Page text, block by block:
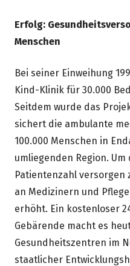
Erfolg:
Menschen
Bei seiner Einweihung
Kind-Klinik für 30.000
Seitdem wurde das
sichert die ambulante
100.000 Menschen in
umliegenden Region.
Patientenzahl versorgen
an Medizinern und
erhöht. Ein kostenloser
Gebärende macht es
Gesundheitszentren im
staatlicher